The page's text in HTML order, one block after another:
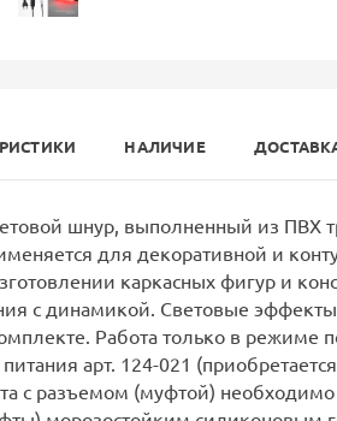
НАЛИЧИЕ
шнур, выполненный из
для декоративной и
каркасных фигур и
c динамикой. Световые
Работа только в режиме
арт. 124-021
с разъемом (муфтой)